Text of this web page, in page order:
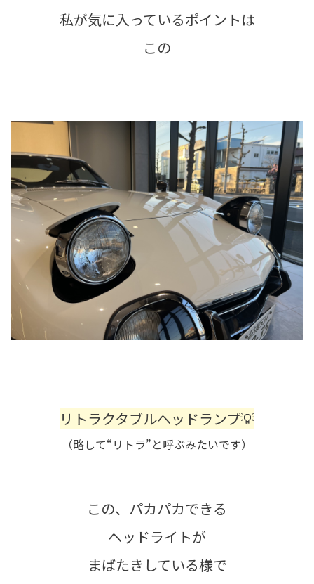
私が気に入っているポイントは
この
リトラクタブルヘッドランプ💡
（略して“リトラ”と呼ぶみたいです）
この、パカパカできる
ヘッドライトが
まばたきしている様で